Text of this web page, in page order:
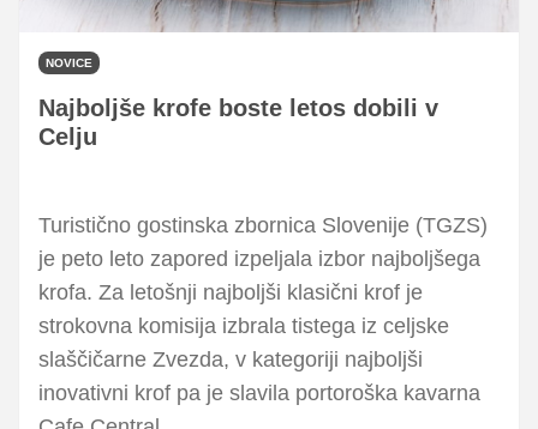
NOVICE
Najboljše krofe boste letos dobili v
Celju
Turistično gostinska zbornica Slovenije (TGZS)
je peto leto zapored izpeljala izbor najboljšega
krofa. Za letošnji najboljši klasični krof je
strokovna komisija izbrala tistega iz celjske
slaščičarne Zvezda, v kategoriji najboljši
inovativni krof pa je slavila portoroška kavarna